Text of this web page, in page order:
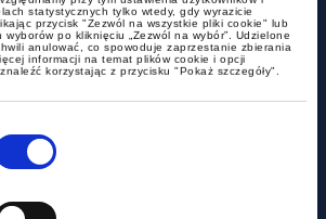
statystycznych tylko wtedy, gdy wyrazicie
przycisk "Zezwól na wszystkie pliki cookie" lub
po kliknięciu „Zezwól na wybór”. Udzielone
anulować, co spowoduje zaprzestanie zbierania
informacji na temat plików cookie i opcji
korzystając z przycisku "Pokaż szczegóły".
może być
akcyzy?